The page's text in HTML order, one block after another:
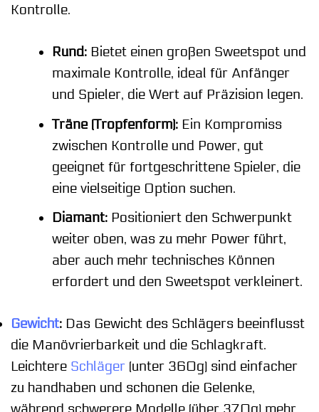
Kontrolle.
Rund:Bietet einen großen Sweetspot und
maximale Kontrolle, ideal für Anfänger
und Spieler, die Wert auf Präzision legen.
Träne (Tropfenform):Ein Kompromiss
zwischen Kontrolle und Power, gut
geeignet für fortgeschrittene Spieler, die
eine vielseitige Option suchen.
Diamant:Positioniert den Schwerpunkt
weiter oben, was zu mehr Power führt,
aber auch mehr technisches Können
erfordert und den Sweetspot verkleinert.
Gewicht: Das Gewicht des Schlägers beeinflusst
die Manövrierbarkeit und die Schlagkraft.
Leichtere Schläger (unter 360g) sind einfacher
zu handhaben und schonen die Gelenke,